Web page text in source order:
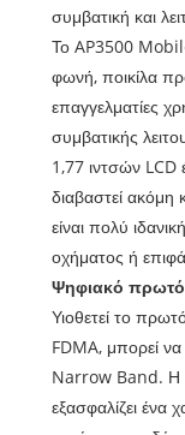
συμβατική και
Το AP3500
φωνή, ποικίλα
επαγγελματίες
συμβατικής
1,77 ιντσών LCD
διαβαστεί
είναι πολύ
οχήματος ή
Ψηφιακό
Υιοθετεί το
FDMA, μπορεί
Narrow Band. Η
εξασφαλίζει